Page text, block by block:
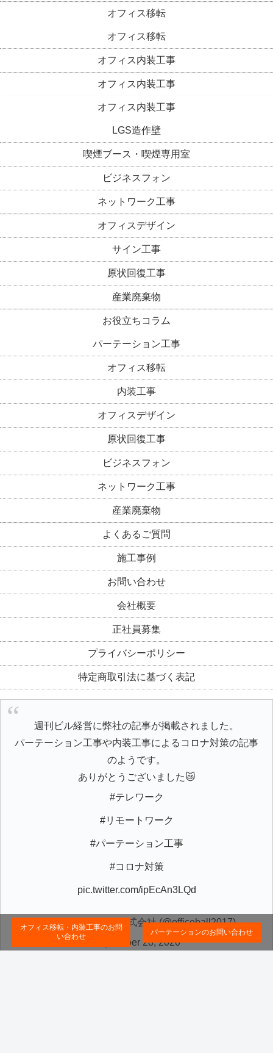
オフィス移転
オフィス移転
オフィス内装工事
オフィス内装工事
オフィス内装工事
LGS造作壁
喫煙ブース・喫煙専用室
ビジネスフォン
ネットワーク工事
オフィスデザイン
サイン工事
原状回復工事
産業廃棄物
お役立ちコラム
パーテーション工事
オフィス移転
内装工事
オフィスデザイン
原状回復工事
ビジネスフォン
ネットワーク工事
産業廃棄物
よくあるご質問
施工事例
お問い合わせ
会社概要
正社員募集
プライバシーポリシー
特定商取引法に基づく表記
週刊ビル経営に弊社の記事が掲載されました。
パーテーション工事や内装工事によるコロナ対策の記事
のようです。
ありがとうございました😿
#テレワーク
#リモートワーク
#パーテーション工事
#コロナ対策
pic.twitter.com/ipEcAn3LQd
— オフィスボール株式会社 (@officeball2017)
September 28, 2020
オフィス移転・内装工事のお問
い合わせ
パーテーションのお問い合わせ